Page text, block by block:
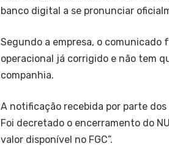
banco digital a se pronunciar
Segundo a empresa, o comunicado
operacional já corrigido e não tem
companhia.
A notificação recebida por parte
Foi decretado o encerramento do
valor disponível no FGC”.